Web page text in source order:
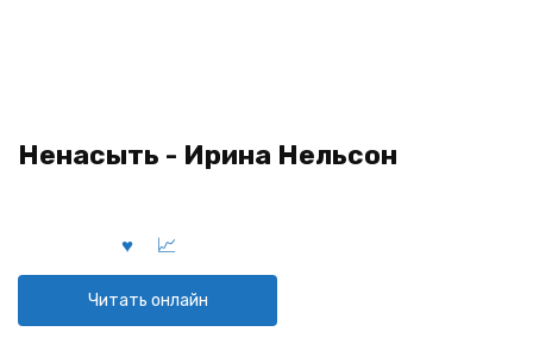
Ненасыть - Ирина Нельсон
Читать онлайн